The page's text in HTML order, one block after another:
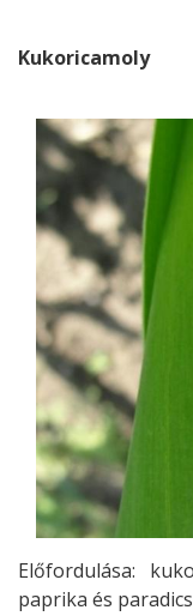
Kukoricamoly
Előfordulása:
paprika és